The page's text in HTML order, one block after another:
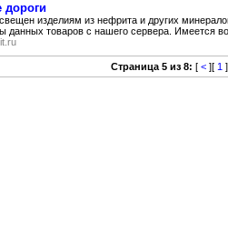
дороги
изделиям из нефрита и других
данных товаров с нашего сервера. Имеется
Страница 5 из 8: [ < ][ 1